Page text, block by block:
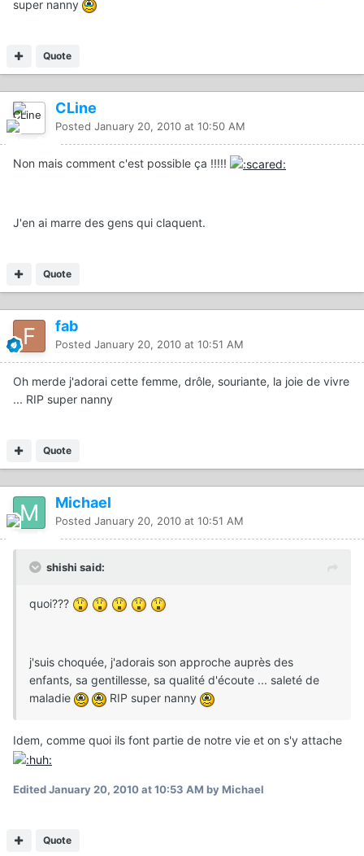
super nanny
Quote
CLine
Posted January 20, 2010 at 10:50 AM
Non mais comment c'est possible ça !!!!!
J'en ai marre des gens qui claquent.
Quote
fab
Posted January 20, 2010 at 10:51 AM
Oh merde j'adorai cette femme, drôle, souriante, la joie de vivre
... RIP super nanny
Quote
Michael
Posted January 20, 2010 at 10:51 AM
shishi said:
quoi???
j'suis choquée, j'adorais son approche auprès des
enfants, sa gentillesse, sa qualité d'écoute ... saleté de
maladie
RIP super nanny
Idem, comme quoi ils font partie de notre vie et on s'y attache
EditedJanuary 20, 2010 at 10:53 AM by Michael
Quote